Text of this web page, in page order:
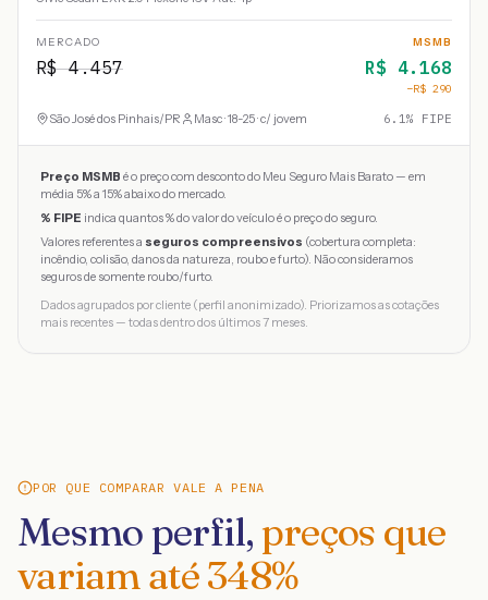
MERCADO
R$4.457
MSMB
R$ 4.168
−R$ 290
São José dos Pinhais/PR Masc · 18-25 · c/ jovem 6.1% FIPE
Preço MSMB é o preço com desconto do Meu Seguro Mais Barato — em
média 5% a 15% abaixo do mercado.
% FIPE indica quantos % do valor do veículo é o preço do seguro.
Valores referentes a seguros compreensivos (cobertura completa:
incêndio, colisão, danos da natureza, roubo e furto). Não consideramos
seguros de somente roubo/furto.
Dados agrupados por cliente (perfil anonimizado). Priorizamos as cotações
mais recentes — todas dentro dos últimos 7 meses.
POR QUE COMPARAR VALE A PENA
Mesmo perfil, preços que
variam até348%